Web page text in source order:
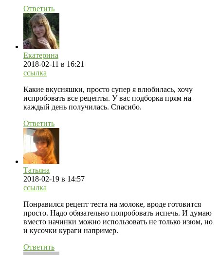
Ответить
Екатерина
2018-02-11 в 16:21
ссылка
Какие вкусняшки, просто супер я влюбилась, хочу
испробовать все рецепты. У вас подборка прям на
каждый день получилась. Спасибо.
Ответить
Татьяна
2018-02-19 в 14:57
ссылка
Понравился рецепт теста на молоке, вроде готовится
просто. Надо обязательно попробовать испечь. И думаю
вместо начинки можно использовать не только изюм, но
и кусочки кураги например.
Ответить